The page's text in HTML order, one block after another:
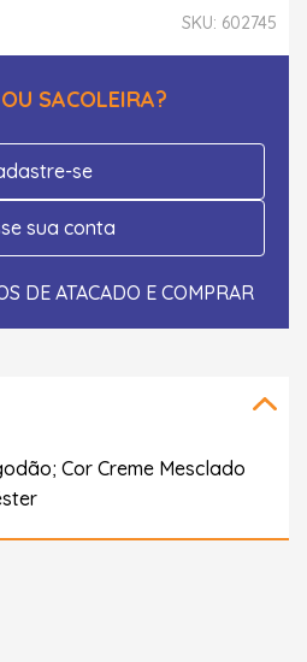
SKU: 602745
SACOLEIRA?
se
sua conta
DE ATACADO E COMPRAR
Cor Creme Mesclado